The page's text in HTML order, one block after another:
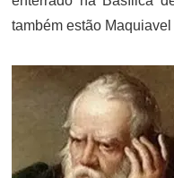
também estão